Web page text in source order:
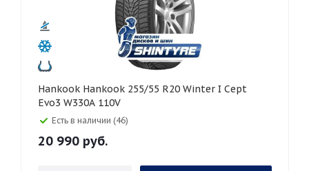
Hankook Hankook 255/55 R20 Winter I Cept
Evo3 W330A 110V
Есть в наличии (46)
20 990 руб.